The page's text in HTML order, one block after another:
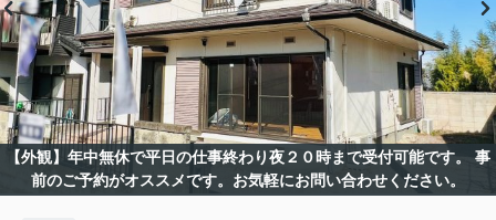
【外観】年中無休で平日の仕事終わり夜２０時まで受付可能です。 事
前のご予約がオススメです。お気軽にお問い合わせください。